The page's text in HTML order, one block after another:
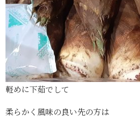
軽めに下茹でして
柔らかく風味の良い先の方は